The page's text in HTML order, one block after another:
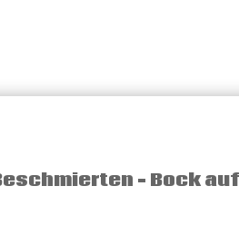
– Bock